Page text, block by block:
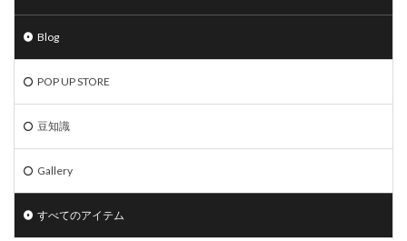
Blog
POP UP STORE
豆知識
Gallery
すべてのアイテム